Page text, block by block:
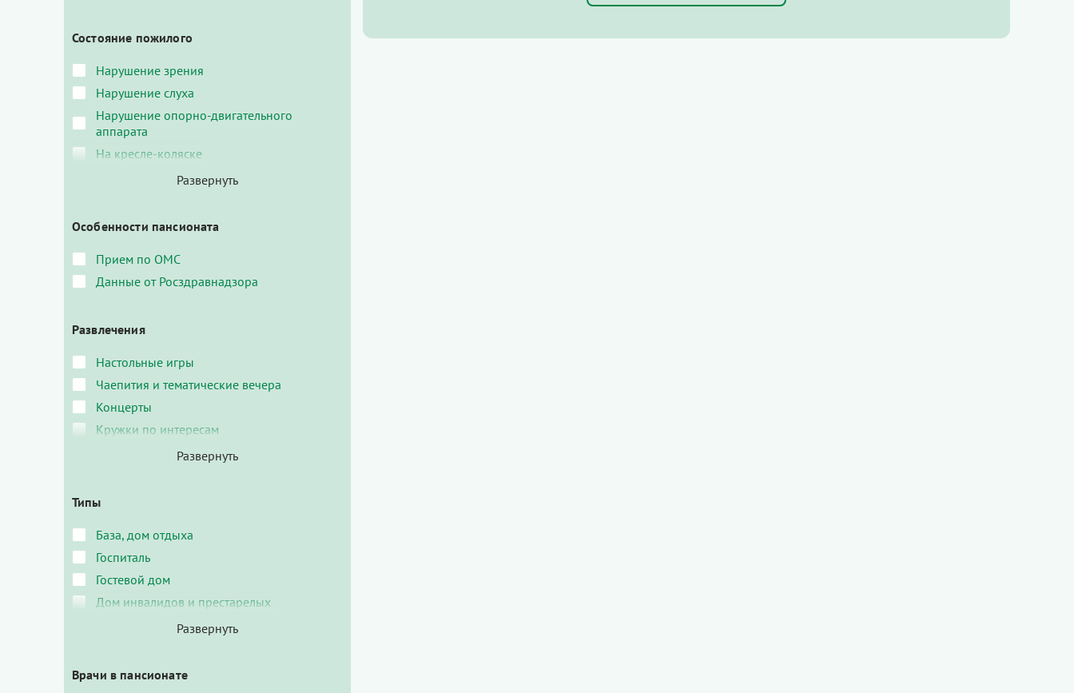
Состояние пожилого
Нарушение зрения
Нарушение слуха
Нарушение опорно-двигательного
аппарата
На кресле-коляске
Особенности пансионата
Прием по ОМС
Данные от Росздравнадзора
Развлечения
Настольные игры
Чаепития и тематические вечера
Концерты
Кружки по интересам
Типы
База, дом отдыха
Госпиталь
Гостевой дом
Дом инвалидов и престарелых
Врачи в пансионате